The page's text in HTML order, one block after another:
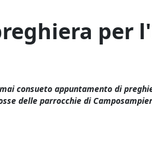
per
consueto appuntamento di
delle parrocchie di